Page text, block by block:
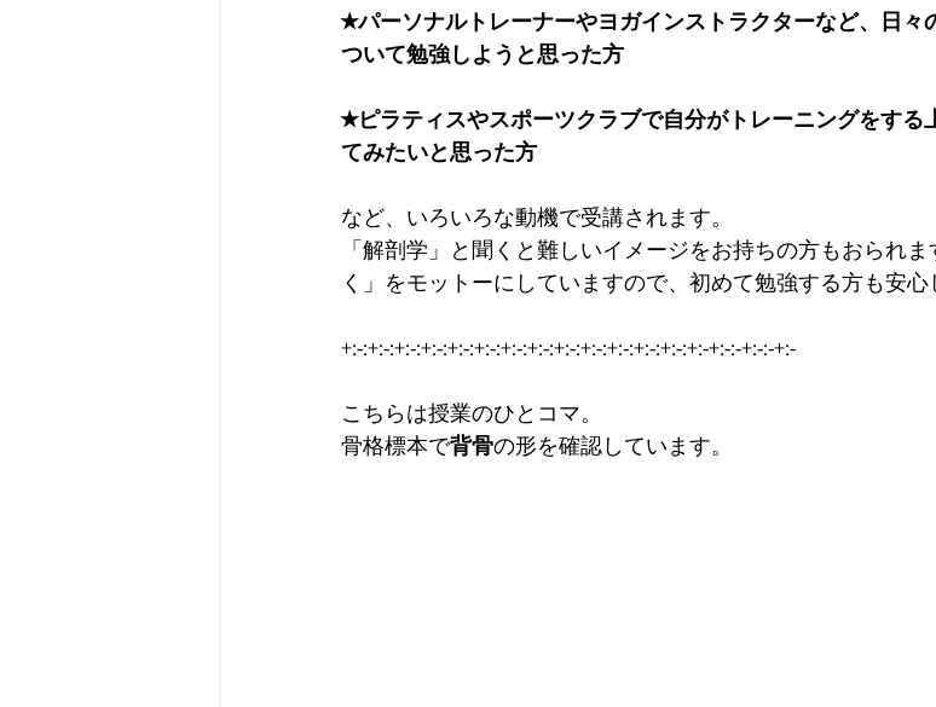
★パーソナルトレーナーやヨガインストラクターなど、日々
ついて勉強しようと思った方
★ピラティスやスポーツクラブで自分がトレーニングをする
てみたいと思った方
など、いろいろな動機で受講されます。
「解剖学」と聞くと難しいイメージをお持ちの方もおられ
く」をモットーにしていますので、初めて勉強する方も安心
+:-:+:-:+:-:+:-:+:-:+:-:+:-:+:-:+:-:+:-:+:-:+:-:+:-:+:-+:-:-+:-:-+:-
こちらは授業のひとコマ。
骨格標本で背骨の形を確認しています。